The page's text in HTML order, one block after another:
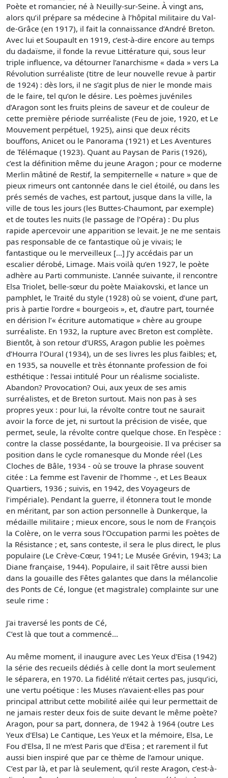
Poète et romancier, né à Neuilly-sur-Seine. À vingt ans,
alors qu’il prépare sa médecine à l’hôpital militaire du Val-
de-Grâce (en 1917), il fait la connaissance d’André Breton.
Avec lui et Soupault en 1919, c’est-à-dire encore au temps
du dadaïsme, il fonde la revue Littérature qui, sous leur
triple influence, va détourner l’anarchisme « dada » vers La
Révolution surréaliste (titre de leur nouvelle revue à partir
de 1924) : dès lors, il ne s’agit plus de nier le monde mais
de le faire, tel qu’on le désire. Les poèmes juvéniles
d’Aragon sont les fruits pleins de saveur et de couleur de
cette première période surréaliste (Feu de joie, 1920, et Le
Mouvement perpétuel, 1925), ainsi que deux récits
bouffons, Anicet ou le Panorama (1921) et Les Aventures
de Télémaque (1923). Quant au Paysan de Paris (1926),
c’est la définition même du jeune Aragon ; pour ce moderne
Merlin mâtiné de Restif, la sempiternelle « nature » que de
pieux rimeurs ont cantonnée dans le ciel étoilé, ou dans les
prés semés de vaches, est partout, jusque dans la ville, la
ville de tous les jours (les Buttes-Chaumont, par exemple)
et de toutes les nuits (le passage de l’Opéra) : Du plus
rapide apercevoir une apparition se levait. Je ne me sentais
pas responsable de ce fantastique où je vivais; le
fantastique ou le merveilleux [...] J’y accédais par un
escalier dérobé, Limage. Mais voilà qu’en 1927, le poète
adhère au Parti communiste. L’année suivante, il rencontre
Elsa Triolet, belle-sœur du poète Maïakovski, et lance un
pamphlet, le Traité du style (1928) où se voient, d’une part,
pris à partie l’ordre « bourgeois », et, d’autre part, tournée
en dérision l’« écriture automatique » chère au groupe
surréaliste. En 1932, la rupture avec Breton est complète.
Bientôt, à son retour d’URSS, Aragon publie les poèmes
d’Hourra l’Oural (1934), un de ses livres les plus faibles; et,
en 1935, sa nouvelle et très étonnante profession de foi
esthétique : l’essai intitulé Pour un réalisme socialiste.
Abandon? Provocation? Oui, aux yeux de ses amis
surréalistes, et de Breton surtout. Mais non pas à ses
propres yeux : pour lui, la révolte contre tout ne saurait
avoir la force de jet, ni surtout la précision de visée, que
permet, seule, la révolte contre quelque chose. En l’espèce :
contre la classe possédante, la bourgeoisie. Il va préciser sa
position dans le cycle romanesque du Monde réel (Les
Cloches de Bâle, 1934 - où se trouve la phrase souvent
citée : La femme est l’avenir de l’homme -, et Les Beaux
Quartiers, 1936 ; suivis, en 1942, des Voyageurs de
l’impériale). Pendant la guerre, il étonnera tout le monde
en méritant, par son action personnelle à Dunkerque, la
médaille militaire ; mieux encore, sous le nom de François
la Colère, on le verra sous l’Occupation parmi les poètes de
la Résistance ; et, sans conteste, il sera le plus direct, le plus
populaire (Le Crève-Cœur, 1941; Le Musée Grévin, 1943; La
Diane française, 1944). Populaire, il sait l’être aussi bien
dans la gouaille des Fêtes galantes que dans la mélancolie
des Ponts de Cé, longue (et magistrale) complainte sur une
seule rime :
J'ai traversé les ponts de Cé,
C’est là que tout a commencé...
Au même moment, il inaugure avec Les Yeux d'Eisa (1942)
la série des recueils dédiés à celle dont la mort seulement
le séparera, en 1970. La fidélité n’était certes pas, jusqu’ici,
une vertu poétique : les Muses n’avaient-elles pas pour
principal attribut cette mobilité ailée qui leur permettait de
ne jamais rester deux fois de suite devant le même poète?
Aragon, pour sa part, donnera, de 1942 à 1964 (outre Les
Yeux d'Elsa) Le Cantique, Les Yeux et la mémoire, Elsa, Le
Fou d'Elsa, Il ne m’est Paris que d'Eisa ; et rarement il fut
aussi bien inspiré que par ce thème de l’amour unique.
C’est par là, et par là seulement, qu’il reste Aragon, c’est-à-